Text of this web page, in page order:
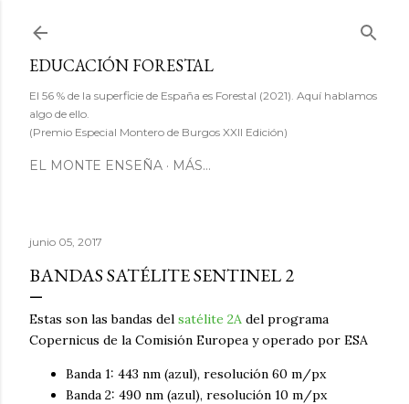
EDUCACIÓN FORESTAL
El 56 % de la superficie de España es Forestal (2021). Aquí hablamos
algo de ello.
(Premio Especial Montero de Burgos XXII Edición)
EL MONTE ENSEÑA MÁS…
junio 05, 2017
BANDAS SATÉLITE SENTINEL 2
Estas son las bandas del satélite 2A del programa
Copernicus de la Comisión Europea y operado por ESA
Banda 1: 443 nm (azul), resolución 60 m/px
Banda 2: 490 nm (azul), resolución 10 m/px